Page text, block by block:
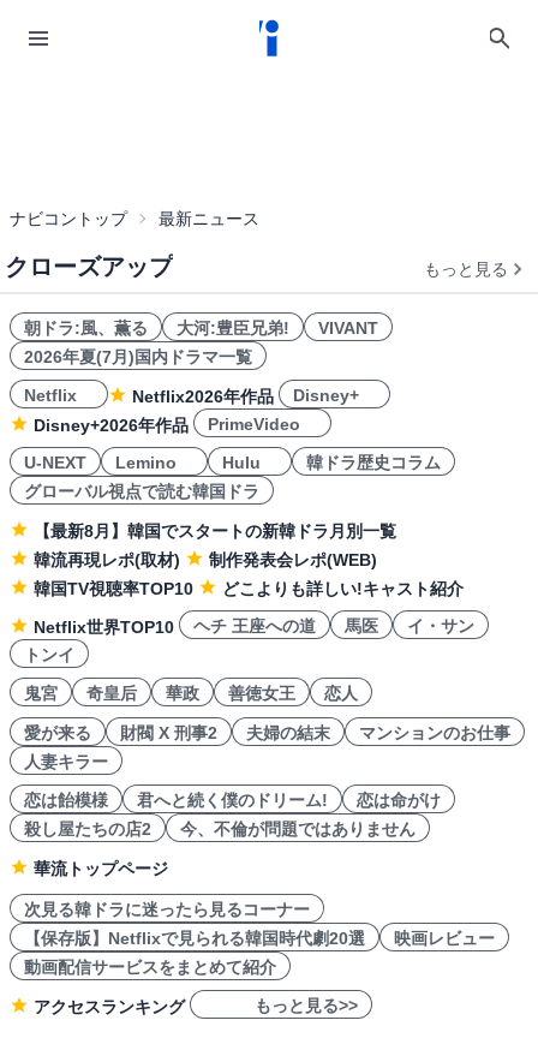
ナビコントップ 最新ニュース
クローズアップ もっと見る
朝ドラ:風、薫る 大河:豊臣兄弟!
VIVANT
2026年夏(7月)国内ドラマ一覧
Netflix
Netflix2026年作品
Disney+
Disney+2026年作品
PrimeVideo
U-NEXT
Lemino Hulu
韓ドラ歴史コラム
グローバル視点で読む韓国ドラ
【最新8月】韓国でスタートの新韓ドラ月別一覧
韓流再現レポ(取材)
制作発表会レポ(WEB)
韓国TV視聴率TOP10
どこよりも詳しい!キャスト紹介
Netflix世界TOP10
ヘチ 王座への道 馬医
イ・サン
トンイ
鬼宮
奇皇后 華政 善徳女王 恋人
愛が来る 財閥 X 刑事2 夫婦の結末
マンションのお仕事
人妻キラー
恋は飴模様
君へと続く僕のドリーム!
恋は命がけ
殺し屋たちの店2
今、不倫が問題ではありません
華流トップページ
次見る韓ドラに迷ったら見るコーナー
【保存版】Netflixで見られる韓国時代劇20選
映画レビュー
動画配信サービスをまとめて紹介
アクセスランキング もっと見る>>